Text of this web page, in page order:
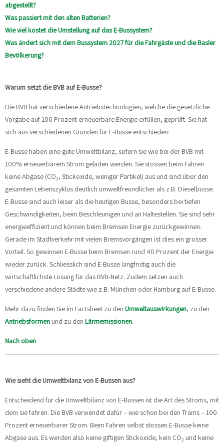
abgestellt?
Was passiert mit den alten Batterien?
Wie viel kostet die Umstellung auf das E-Bussystem?
Was ändert sich mit dem Bussystem 2027 für die Fahrgäste und die Basler
Bevölkerung?
Warum setzt die BVB auf E-Busse?
Die BVB hat verschiedene Antriebstechnologien, welche die gesetzliche
Vorgabe auf 100 Prozent erneuerbare Energie erfüllen, geprüft. Sie hat
sich aus verschiedenen Gründen für E-Busse entschieden:
E-Busse haben eine gute Umweltbilanz, sofern sie wie bei der BVB mit
100% erneuerbarem Strom geladen werden. Sie stossen beim Fahren
keine Abgase (CO2, Stickoxide, weniger Partikel) aus und sind über den
gesamten Lebenszyklus deutlich umweltfreundlicher als z.B. Dieselbusse.
E-Busse sind auch leiser als die heutigen Busse, besonders bei tiefen
Geschwindigkeiten, beim Beschleunigen und an Haltestellen. Sie sind sehr
energieeffizient und können beim Bremsen Energie zurückgewinnen.
Gerade im Stadtverkehr mit vielen Bremsvorgängen ist dies ein grosser
Vorteil. So gewinnen E-Busse beim Bremsen rund 40 Prozent der Energie
wieder zurück. Schliesslich sind E-Busse langfristig auch die
wirtschaftlichste Lösung für das BVB-Netz. Zudem setzen auch
verschiedene andere Städte wie z.B. München oder Hamburg auf E-Busse.
Mehr dazu finden Sie im Factsheet zu den Umweltauswirkungen, zu den
Antriebsformen und zu den Lärmemissionen.
Nach oben
Wie sieht die Umweltbilanz von E-Bussen aus?
Entscheidend für die Umweltbilanz von E-Bussen ist die Art des Stroms, mit
dem sie fahren. Die BVB verwendet dafür – wie schon bei den Trams – 100
Prozent erneuerbarer Strom. Beim Fahren selbst stossen E-Busse keine
Abgase aus. Es werden also keine giftigen Stickoxide, kein CO2 und keine